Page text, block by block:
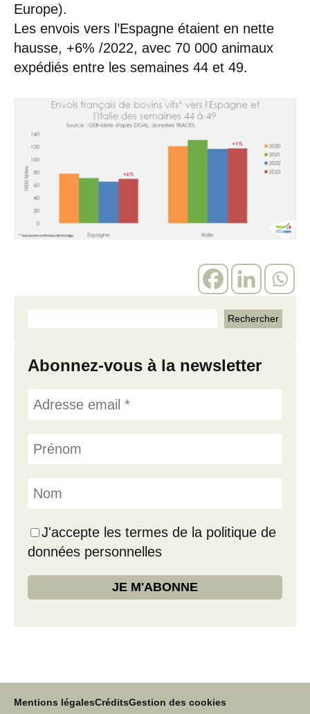
Europe).
Les envois vers l’Espagne étaient en nette
hausse, +6% /2022, avec 70 000 animaux
expédiés entre les semaines 44 et 49.
Abonnez-vous à la newsletter
J'accepte les termes de la politique de
données personnelles
Mentions légalesCréditsGestion des cookies